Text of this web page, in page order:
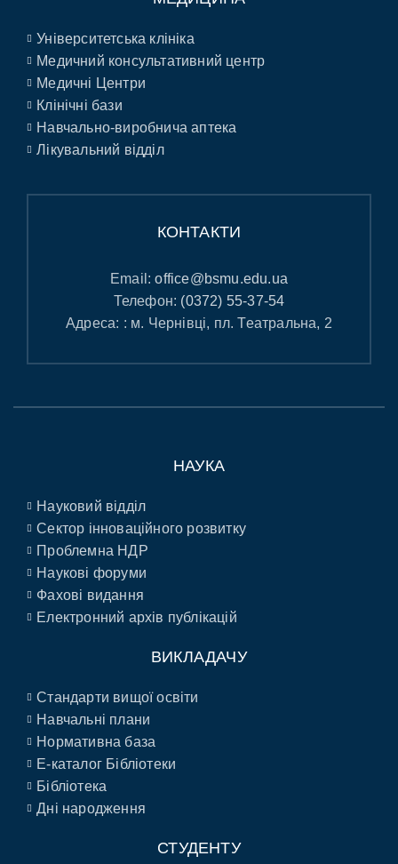
Університетська клініка
Медичний консультативний центр
Медичні Центри
Клінічні бази
Навчально-виробнича аптека
Лікувальний відділ
КОНТАКТИ
Email:office@bsmu.edu.ua
Телефон: (0372) 55-37-54
Адреса: : м. Чернівці, пл. Театральна, 2
НАУКА
Науковий відділ
Сектор інноваційного розвитку
Проблемна НДР
Наукові форуми
Фахові видання
Електронний архів публікацій
ВИКЛАДАЧУ
Стандарти вищої освіти
Навчальні плани
Нормативна база
E-каталог Бібліотеки
Бібліотека
Дні народження
СТУДЕНТУ